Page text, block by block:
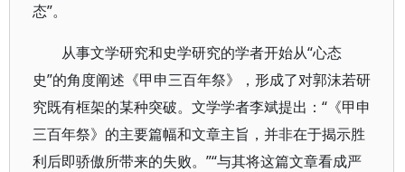
态”。
从事文学研究和史学研究的学者开始从“心态
史”的角度阐述《甲申三百年祭》，形成了对郭沫若研
究既有框架的某种突破。文学学者李斌提出：“《甲申
三百年祭》的主要篇幅和文章主旨，并非在于揭示胜
利后即骄傲所带来的失败。”“与其将这篇文章看成严